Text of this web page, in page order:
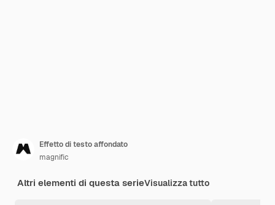
Effetto di testo affondato
magnific
Altri elementi di questa serieVisualizza tutto